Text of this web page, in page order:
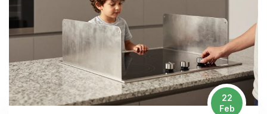
22
Feb